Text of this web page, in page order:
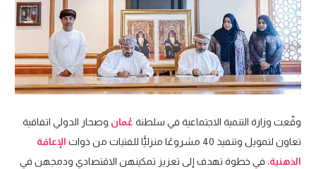
وقّعت وزارة التنمية الاجتماعية في سلطنة عُمان وصحار الدولي اتفاقية
تعاون لتمويل وتنفيذ 40 مشروعًا منزليًّا للفتيات من ذوات
الإعاقة
الذهنية، في خطوة تهدف إلى تعزيز تمكينهن الاقتصادي ودمجهن في